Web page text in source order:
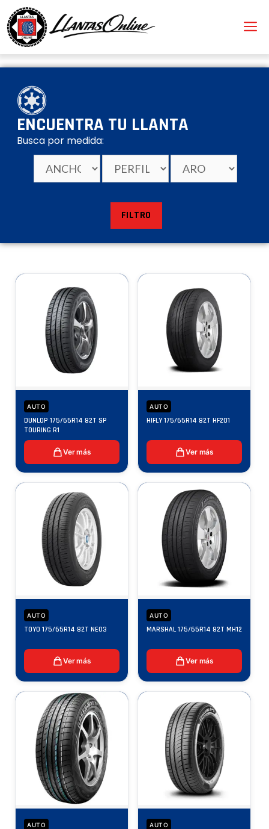
ENCUENTRA TU LLANTA
Busca por medida:
FILTRO
AUTO
DUNLOP 175/65R14 82T SP
TOURING R1
Ver más
AUTO
HIFLY 175/65R14 82T HF201
Ver más
AUTO
TOYO 175/65R14 82T NE03
Ver más
AUTO
MARSHAL 175/65R14 82T MH12
Ver más
AUTO AUTO